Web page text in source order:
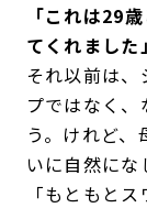
「これは29
てくれました」
それ以前は、
プではなく
う。けれど
いに自然にな
「もともと